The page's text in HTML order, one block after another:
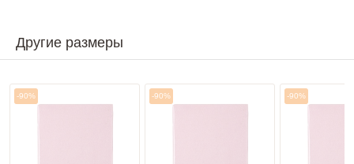
Другие размеры
-90% -90% -90%